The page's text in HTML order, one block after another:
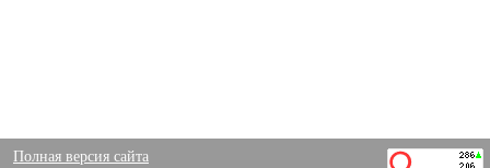
Полная версия сайта